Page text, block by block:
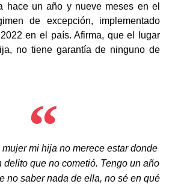
hace un año y nueve meses en el
de excepción, implementado
en el país. Afirma, que el lugar
no tiene garantía de ninguno de
mi hija no merece estar donde
delito que no cometió. Tengo un año
no saber nada de ella, no sé en qué